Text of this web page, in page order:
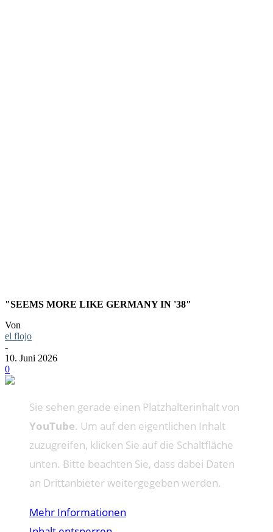
"SEEMS MORE LIKE GERMANY IN '38"
Von
el flojo
-
10. Juni 2026
0
Sie sehen gerade einen Platzhalterinhalt von
YouTube. Um auf den eigentlichen Inhalt
zuzugreifen, klicken Sie auf die Schaltfläche
unten. Bitte beachten Sie, dass dabei Daten
an Drittanbieter weitergegeben werden.
Mehr Informationen